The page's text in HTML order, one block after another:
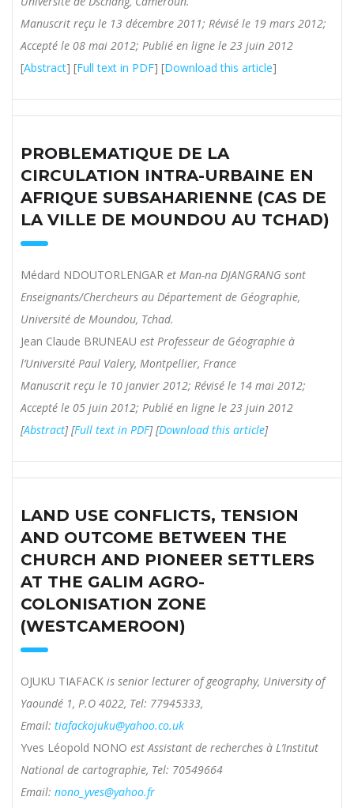
Manuscrit reçu le 13 décembre 2011; Révisé le 19 mars 2012;
Accepté le 08 mai 2012; Publié en ligne le 23 juin 2012
[Abstract] [Full text in PDF] [Download this article]
PROBLEMATIQUE DE LA
CIRCULATION INTRA-URBAINE EN
AFRIQUE SUBSAHARIENNE (CAS DE
LA VILLE DE MOUNDOU AU TCHAD)
Médard NDOUTORLENGAR et Man-na DJANGRANG sont
Enseignants/Chercheurs au Département de Géographie,
Université de Moundou, Tchad.
Jean Claude BRUNEAU est Professeur de Géographie à
l’Université Paul Valery, Montpellier, France
Manuscrit reçu le 10 janvier 2012; Révisé le 14 mai 2012;
Accepté le 05 juin 2012; Publié en ligne le 23 juin 2012
[Abstract] [Full text in PDF] [Download this article]
LAND USE CONFLICTS, TENSION
AND OUTCOME BETWEEN THE
CHURCH AND PIONEER SETTLERS
AT THE GALIM AGRO-
COLONISATION ZONE
(WESTCAMEROON)
OJUKU TIAFACK is senior lecturer of geography, University of
Yaoundé 1, P.O 4022, Tel: 77945333,
Email: tiafackojuku@yahoo.co.uk
Yves Léopold NONO est Assistant de recherches à L’Institut
National de cartographie, Tel: 70549664
Email: nono_yves@yahoo.fr